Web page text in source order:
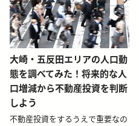
blog-relative-card
大崎・五反田エリアの人口動
態を調べてみた！将来的な人
口増減から不動産投資を判断
しよう
不動産投資をするうえで重要なの